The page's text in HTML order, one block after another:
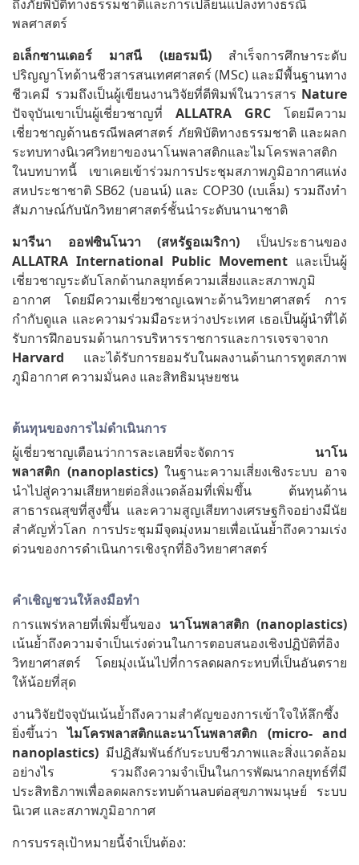
ถึงภัยพิบัติทางธรรมชาติและการเปลี่ยนแปลงทางธรณี
พลศาสตร์
อเล็กซานเดอร์
มาสนี(เยอรมนี)สำเร็จการศึกษาระดับ
ปริญญาโทด้านชีวสารสนเทศศาสตร์ (MSc) และมีพื้นฐานทาง
ชีวเคมี รวมถึงเป็นผู้เขียนงานวิจัยที่ตีพิมพ์ในวารสาร Nature
ปัจจุบันเขาเป็นผู้เชี่ยวชาญที่ ALLATRA GRC โดยมีความ
เชี่ยวชาญด้านธรณีพลศาสตร์ ภัยพิบัติทางธรรมชาติ และผลก
ระทบทางนิเวศวิทยาของนาโนพลาสติกและไมโครพลาสติก
ในบทบาทนี้ เขาเคยเข้าร่วมการประชุมสภาพภูมิอากาศแห่ง
สหประชาชาติ SB62 (บอนน์) และ COP30 (เบเล็ม) รวมถึงทำ
สัมภาษณ์กับนักวิทยาศาสตร์ชั้นนำระดับนานาชาติ
มารีนา
ออฟซินโนวา(สหรัฐอเมริกา) เป็นประธานของ
ALLATRA International Public Movement และเป็นผู้
เชี่ยวชาญระดับโลกด้านกลยุทธ์ความเสี่ยงและสภาพภูมิ
อากาศ โดยมีความเชี่ยวชาญเฉพาะด้านวิทยาศาสตร์ การ
กำกับดูแล และความร่วมมือระหว่างประเทศ เธอเป็นผู้นำที่ได้
รับการฝึกอบรมด้านการบริหารราชการและการเจรจาจาก
Harvard และได้รับการยอมรับในผลงานด้านการทูตสภาพ
ภูมิอากาศ ความมั่นคง และสิทธิมนุษยชน
ต้นทุนของการไม่ดำเนินการ
ผู้เชี่ยวชาญเตือนว่าการละเลยที่จะจัดการ นาโน
พลาสติก (nanoplastics)ในฐานะความเสี่ยงเชิงระบบ อาจ
นำไปสู่ความเสียหายต่อสิ่งแวดล้อมที่เพิ่มขึ้น ต้นทุนด้าน
สาธารณสุขที่สูงขึ้น และความสูญเสียทางเศรษฐกิจอย่างมีนัย
สำคัญทั่วโลก การประชุมมีจุดมุ่งหมายเพื่อเน้นย้ำถึงความเร่ง
ด่วนของการดำเนินการเชิงรุกที่อิงวิทยาศาสตร์
คำเชิญชวนให้ลงมือทำ
การแพร่หลายที่เพิ่มขึ้นของ นาโนพลาสติก (nanoplastics)
เน้นย้ำถึงความจำเป็นเร่งด่วนในการตอบสนองเชิงปฏิบัติที่อิง
วิทยาศาสตร์ โดยมุ่งเน้นไปที่การลดผลกระทบที่เป็นอันตราย
ให้น้อยที่สุด
งานวิจัยปัจจุบันเน้นย้ำถึงความสำคัญของการเข้าใจให้ลึกซึ้ง
ยิ่งขึ้นว่าไมโครพลาสติกและนาโนพลาสติก (micro- and
nanoplastics) มีปฏิสัมพันธ์กับระบบชีวภาพและสิ่งแวดล้อม
อย่างไร รวมถึงความจำเป็นในการพัฒนากลยุทธ์ที่มี
ประสิทธิภาพเพื่อลดผลกระทบด้านลบต่อสุขภาพมนุษย์ ระบบ
นิเวศ และสภาพภูมิอากาศ
การบรรลุเป้าหมายนี้จำเป็นต้อง: